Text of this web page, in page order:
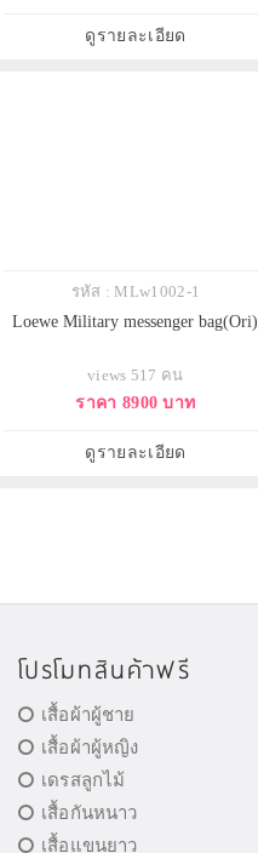
ดูรายละเอียด
รหัส : MLw1002-1
Loewe Military messenger bag(Ori)
views 517 คน
ราคา 8900 บาท
ดูรายละเอียด
โปรโมทสินค้าฟรี
เสื้อผ้าผู้ชาย
เสื้อผ้าผู้หญิง
เดรสลูกไม้
เสื้อกันหนาว
เสื้อแขนยาว